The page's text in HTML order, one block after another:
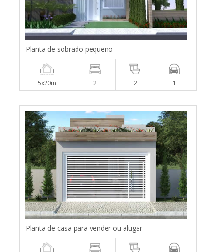
Planta de sobrado pequeno
5x20m 2 2 1
Planta de casa para vender ou alugar